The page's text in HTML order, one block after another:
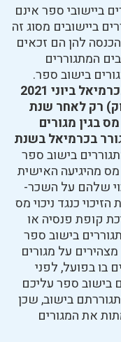
ביישובי ספר אינם
ביישובים מסוג זה
להן הם זכאים
המתגוררים
בישוב ספר.
לדוגמא- אדם שהתחיל להתגורר בכרמיאל ביוני 2021
רק לאחר שנת
בגין מגורים
בכרמיאל בשנת
בישוב ספר
מהיגיעה האישית
שלהם על השכר-
כנגד ניכוי מס
קופת פנסיה או
בישוב ספר
על מגורים
בו בפועל, לפני
בישוב ספר עליכם
בישוב, שכן
את המגורים